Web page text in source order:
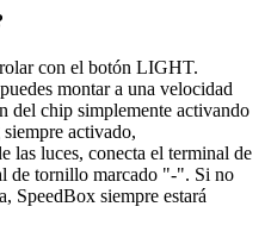
con el botón LIGHT.
montar a una velocidad
del chip simplemente activando
activado,
las luces, conecta el terminal de
de tornillo marcado "-". Si no
SpeedBox siempre estará